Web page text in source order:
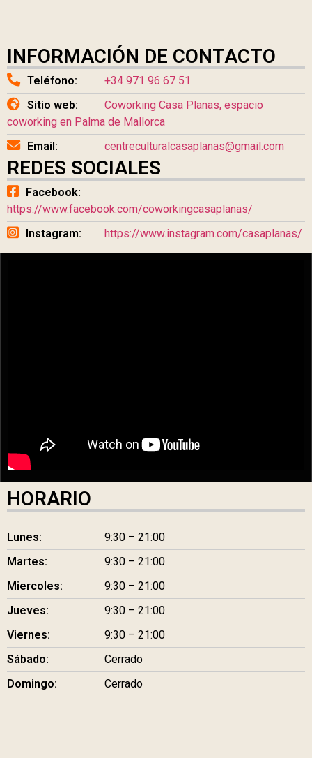
INFORMACIÓN DE CONTACTO
Teléfono:
+34 971 96 67 51
Sitio web:
Coworking Casa Planas, espacio
coworking en Palma de Mallorca
Email:
centreculturalcasaplanas@gmail.com
REDES SOCIALES
Facebook:
https://www.facebook.com/coworkingcasaplanas/
Instagram:
https://www.instagram.com/casaplanas/
HORARIO
Lunes:
9:30 – 21:00
Martes:
9:30 – 21:00
Miercoles:
9:30 – 21:00
Jueves:
9:30 – 21:00
Viernes:
9:30 – 21:00
Sábado:
Cerrado
Domingo:
Cerrado